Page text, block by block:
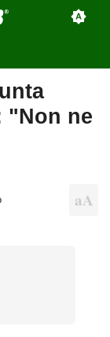
"Non ne